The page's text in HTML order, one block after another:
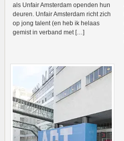
als Unfair Amsterdam openden hun
deuren. Unfair Amsterdam richt zich
op jong talent (en heb ik helaas
gemist in verband met […]